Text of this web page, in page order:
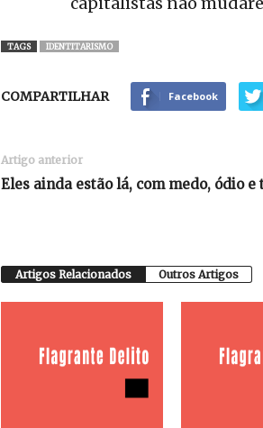
TAGS IDENTITARISMO
COMPARTILHAR Facebook
Artigo anterior
Eles ainda estão lá, com medo, ódio e
Artigos Relacionados Outros Artigos